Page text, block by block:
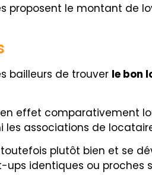
proposent le montant de
bailleurs de trouver le bon
effet comparativement
les associations de
plutôt bien et se
identiques ou